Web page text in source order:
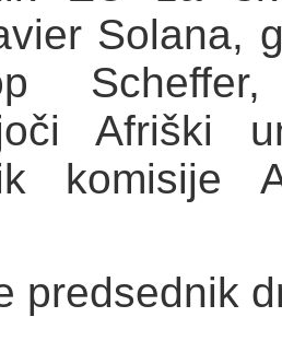
Solana,
Afriški
komisije
predsednik